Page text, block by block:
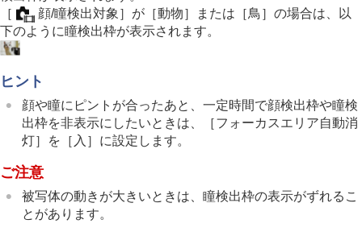
手ブレを補正する
レンズ補正（静止画/動画）
ノイズリダクション
TC/UB設定
外部RAWレコーダーにRAW動画を出力する
画像と音声をライブ配信する
再生する
カメラの設定を変更する
スマートフォンでできること
［
顔/瞳検出対象］ が ［動物］ または ［鳥］の場合は、以
下のように瞳検出枠が表示されます。
ヒント
顔や瞳にピントが合ったあと、一定時間で顔検出枠や瞳検
出枠を非表示にしたいときは、
［フォーカスエリア自動消
灯］ を ［入］ に設定します。
ご注意
被写体の動きが大きいときは、瞳検出枠の表示がずれるこ
とがあります。